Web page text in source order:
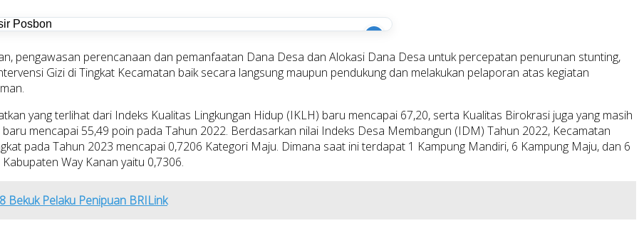
i
pengawasan perencanaan dan pemanfaatan Dana Desa dan Alokasi Dana Desa untuk percepatan penurunan stunting,
Gizi di Tingkat Kecamatan baik secara langsung maupun pendukung dan melakukan pelaporan atas kegiatan
yang terlihat dari Indeks Kualitas Lingkungan Hidup (IKLH) baru mencapai 67,20, serta Kualitas Birokrasi juga yang masih
mencapai 55,49 poin pada Tahun 2022. Berdasarkan nilai Indeks Desa Membangun (IDM) Tahun 2022, Kecamatan
pada Tahun 2023 mencapai 0,7206 Kategori Maju. Dimana saat ini terdapat 1 Kampung Mandiri, 6 Kampung Maju, dan 6
Way Kanan yaitu 0,7306.
Bekuk Pelaku Penipuan BRILink